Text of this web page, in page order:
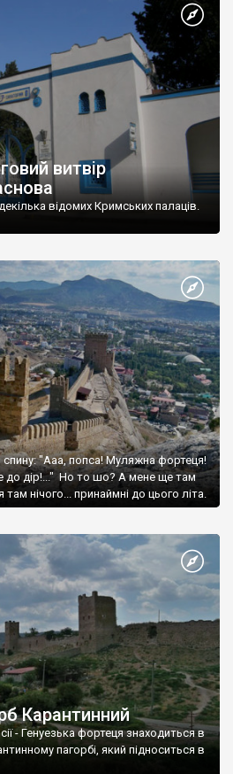
витвір
відомих Кримських палаців.
"Ааа, попса! Муляжна фортеця!
до дір!..." Но то шо? А мене ще там
нічого... принаймні до цього літа.
Карантинний
- Генуезька фортеця знаходиться в
пагорбі, який підноситься в